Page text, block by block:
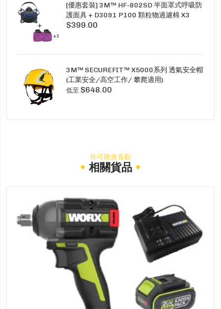
[優惠套裝] 3M™ HF-802SD 半面罩式呼吸防
護面具 + D3091 P100 顆粒物過濾棉 X3
SECURE CLICK HF-802SD HF-800SD 系列
$399.00
3M™ SECUREFIT™ X5000系列 透氣安全帽
(工業安全/高空工作/ 攀爬適用)
低至 $648.00
你可能會喜歡
相關貨品